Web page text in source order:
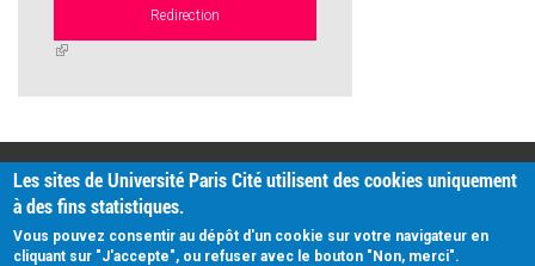
Redirection
(link
PRATIQUE
Plan d'accès
Intranet
Mentions légales
Données personnelles
Les sites de Université Paris Cité utilisent des cookies uniquement
à des fins statistiques.
Vous pouvez consentir au dépôt d'un cookie sur votre navigateur en
cliquant sur "J'accepte", ou refuser avec le bouton "Non, merci".